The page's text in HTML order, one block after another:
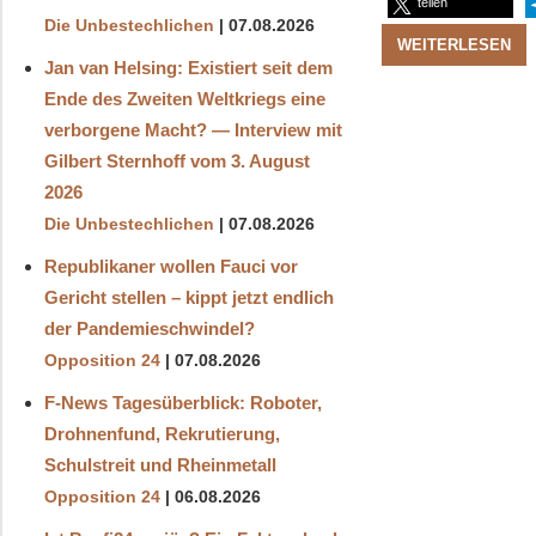
WEITERLESEN
Die Unbestechlichen 07.08.2026
Jan van Helsing: Existiert seit dem
Ende des Zweiten Weltkriegs eine
verborgene Macht? — Interview mit
Gilbert Sternhoff vom 3. August
2026
Die Unbestechlichen 07.08.2026
Republikaner wollen Fauci vor
Gericht stellen – kippt jetzt endlich
der Pandemieschwindel?
Opposition 24 07.08.2026
F-News Tagesüberblick: Roboter,
Drohnenfund, Rekrutierung,
Schulstreit und Rheinmetall
Opposition 24 06.08.2026